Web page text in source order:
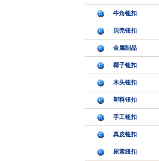
牛角钮扣
贝壳钮扣
金属制品
椰子钮扣
木头钮扣
塑料钮扣
手工钮扣
真皮钮扣
尿素纽扣